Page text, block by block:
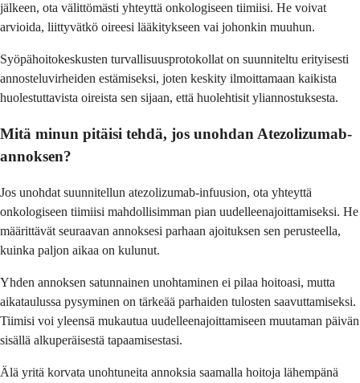
jälkeen, ota välittömästi yhteyttä onkologiseen tiimiisi. He voivat
arvioida, liittyvätkö oireesi lääkitykseen vai johonkin muuhun.
Syöpähoitokeskusten turvallisuusprotokollat on suunniteltu erityisesti
annosteluvirheiden estämiseksi, joten keskity ilmoittamaan kaikista
huolestuttavista oireista sen sijaan, että huolehtisit yliannostuksesta.
Mitä minun pitäisi tehdä, jos unohdan Atezolizumab-
annoksen?
Jos unohdat suunnitellun atezolizumab-infuusion, ota yhteyttä
onkologiseen tiimiisi mahdollisimman pian uudelleenajoittamiseksi. He
määrittävät seuraavan annoksesi parhaan ajoituksen sen perusteella,
kuinka paljon aikaa on kulunut.
Yhden annoksen satunnainen unohtaminen ei pilaa hoitoasi, mutta
aikataulussa pysyminen on tärkeää parhaiden tulosten saavuttamiseksi.
Tiimisi voi yleensä mukautua uudelleenajoittamiseen muutaman päivän
sisällä alkuperäisestä tapaamisestasi.
Älä yritä korvata unohtuneita annoksia saamalla hoitoja lähempänä